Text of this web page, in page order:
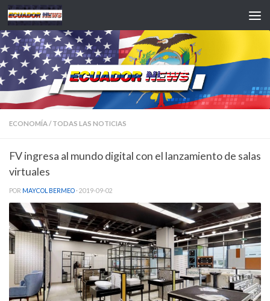
Saltar al contenido
ECONOMÍA/ TODAS LAS NOTICIAS
FV ingresa al mundo digital con el lanzamiento de salas
virtuales
POR MAYCOL BERMEO · 2019-09-02